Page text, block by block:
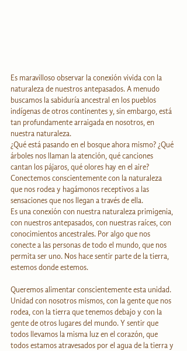
Es maravilloso observar la conexión vivida con la
naturaleza de nuestros antepasados. A menudo
buscamos la sabiduría ancestral en los pueblos
indígenas de otros continentes y, sin embargo, está
tan profundamente arraigada en nosotros, en
nuestra naturaleza.
¿Qué está pasando en el bosque ahora mismo? ¿Qué
árboles nos llaman la atención, qué canciones
cantan los pájaros, qué olores hay en el aire?
Conectemos conscientemente con la naturaleza
que nos rodea y hagámonos receptivos a las
sensaciones que nos llegan a través de ella.
Es una conexión con nuestra naturaleza primigenia,
con nuestros antepasados, con nuestras raíces, con
conocimientos ancestrales. Por algo que nos
conecte a las personas de todo el mundo, que nos
permita ser uno. Nos hace sentir parte de la tierra,
estemos donde estemos.
Queremos alimentar conscientemente esta unidad.
Unidad con nosotros mismos, con la gente que nos
rodea, con la tierra que tenemos debajo y con la
gente de otros lugares del mundo. Y sentir que
todos llevamos la misma luz en el corazón, que
todos estamos atravesados por el agua de la tierra y